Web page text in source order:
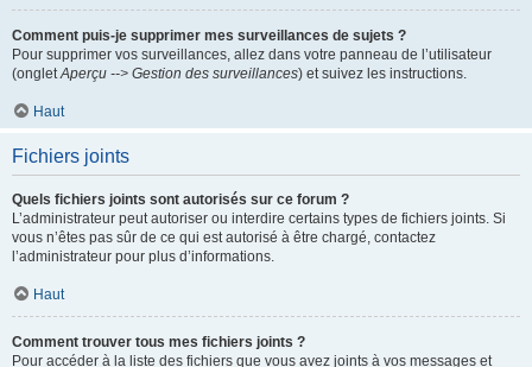
Comment puis-je supprimer mes surveillances de sujets ?
Pour supprimer vos surveillances, allez dans votre panneau de l’utilisateur
(ongletAperçu --> Gestion des surveillances) et suivez les instructions.
Haut
Fichiers joints
Quels fichiers joints sont autorisés sur ce forum ?
L’administrateur peut autoriser ou interdire certains types de fichiers joints. Si
vous n’êtes pas sûr de ce qui est autorisé à être chargé, contactez
l’administrateur pour plus d’informations.
Haut
Comment trouver tous mes fichiers joints ?
Pour accéder à la liste des fichiers que vous avez joints à vos messages et